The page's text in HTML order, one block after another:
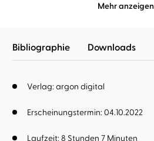
Mehr anzeigen
Bibliographie Downloads
Verlag: argon digital
Erscheinungstermin: 04.10.2022
Laufzeit: 8 Stunden 7 Minuten